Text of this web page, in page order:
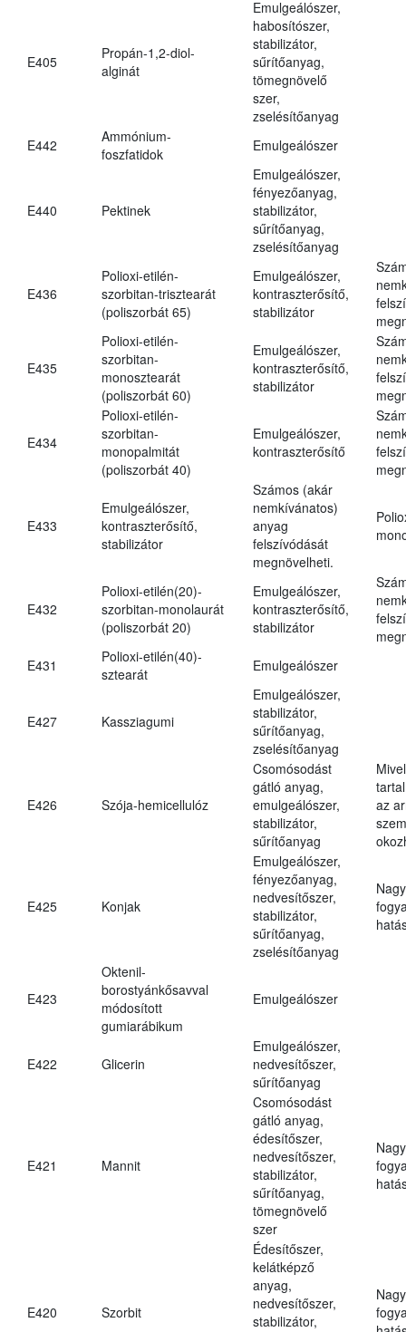
E405
Propán-1,2-diol-
alginát
Emulgeálószer,
habosítószer,
stabilizátor,
sűrítőanyag,
tömegnövelő
szer,
zselésítőanyag
E442
Ammónium-
foszfatidok
Emulgeálószer
E440 Pektinek
Emulgeálószer,
fényezőanyag,
stabilizátor,
sűrítőanyag,
zselésítőanyag
E436
Polioxi-etilén-
szorbitan-trisztearát
(poliszorbát 65)
Emulgeálószer,
kontraszterősítő,
stabilizátor
E435
Polioxi-etilén-
szorbitan-
monosztearát
(poliszorbát 60)
Emulgeálószer,
kontraszterősítő,
stabilizátor
E434
Polioxi-etilén-
szorbitan-
monopalmitát
(poliszorbát 40)
Emulgeálószer,
kontraszterősítő
E433
Emulgeálószer,
kontraszterősítő,
stabilizátor
Számos (akár
nemkívánatos)
anyag
felszívódását
megnövelheti.
E432
Polioxi-etilén(20)-
szorbitan-monolaurát
(poliszorbát 20)
Emulgeálószer,
kontraszterősítő,
stabilizátor
E431
Polioxi-etilén(40)-
sztearát
Emulgeálószer
E427 Kassziagumi
Emulgeálószer,
stabilizátor,
sűrítőanyag,
zselésítőanyag
E426 Szója-hemicellulóz
Csomósodást
gátló anyag,
emulgeálószer,
stabilizátor,
sűrítőanyag
az
E425 Konjak
Emulgeálószer,
fényezőanyag,
nedvesítőszer,
stabilizátor,
sűrítőanyag,
zselésítőanyag
E423
Oktenil-
borostyánkősavval
módosított
gumiarábikum
Emulgeálószer
E422 Glicerin
Emulgeálószer,
nedvesítőszer,
sűrítőanyag
E421 Mannit
Csomósodást
gátló anyag,
édesítőszer,
nedvesítőszer,
stabilizátor,
sűrítőanyag,
tömegnövelő
szer
E420 Szorbit
Édesítőszer,
kelátképző
anyag,
nedvesítőszer,
stabilizátor,